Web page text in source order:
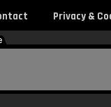
Privacy &